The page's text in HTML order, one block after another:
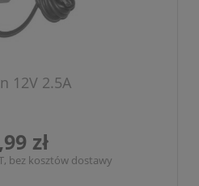
12V 2.5A
zł
bez kosztów dostawy